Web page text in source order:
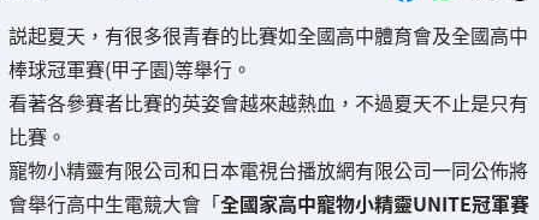
説起夏天，有很多很青春的比賽如全國高中體育會及全國高中
棒球冠軍賽(甲子園)等舉行。
看著各參賽者比賽的英姿會越來越熱血，不過夏天不止是只有
比賽。
寵物小精靈有限公司和日本電視台播放網有限公司一同公佈將
會舉行高中生電競大會「全國家高中寵物小精靈UNITE冠軍賽